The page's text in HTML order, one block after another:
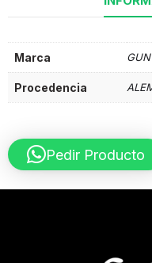
Marca
Procedencia
Pedir Producto